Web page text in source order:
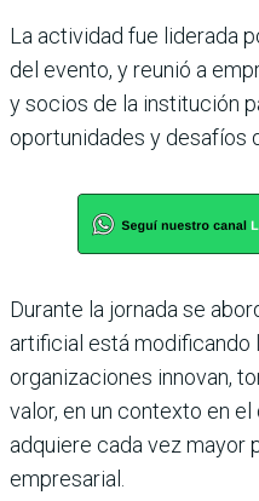
La actividad fue liderada
del evento, y reunió a
y socios de la institución
oportunidades y desafíos
Durante la jornada se
artificial está modificando
organizaciones innovan,
valor, en un contexto en
adquiere cada vez mayor
empresarial.